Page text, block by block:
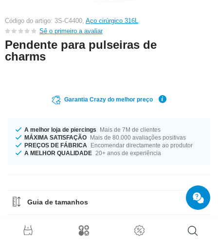
Código do artigo: 3S-C4400, Aço cirúrgico 316L
Sê o primeiro a avaliar
Pendente para pulseiras de
charms
Garantia Crazy do melhor preço
A melhor loja de piercings
Mais de 7M de clientes
MÁXIMA SATISFAÇÃO Mais de 80.000 avaliações positivas
PREÇOS DE FÁBRICA
Encomendar directamente ao produtor
A MELHOR QUALIDADE 20+ anos de experiência
Guia de tamanhos
Guia de Materiais